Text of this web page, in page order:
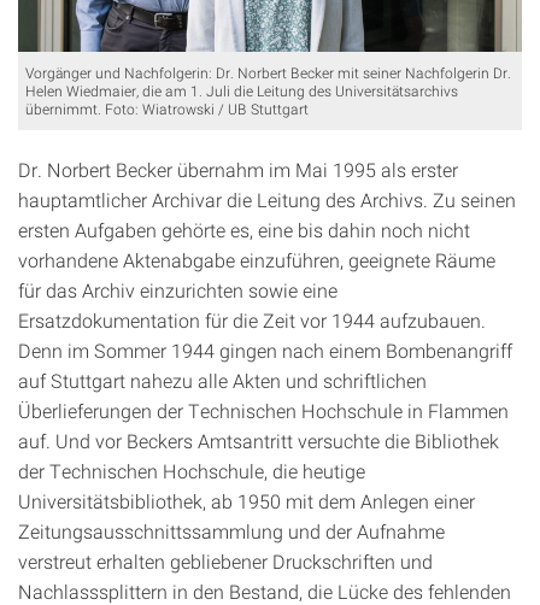
Vorgänger und Nachfolgerin: Dr. Norbert Becker mit seiner Nachfolgerin Dr.
Helen Wiedmaier, die am 1. Juli die Leitung des Universitätsarchivs
übernimmt. Foto: Wiatrowski / UB Stuttgart
Dr. Norbert Becker übernahm im Mai 1995 als erster
hauptamtlicher Archivar die Leitung des Archivs. Zu seinen
ersten Aufgaben gehörte es, eine bis dahin noch nicht
vorhandene Aktenabgabe einzuführen, geeignete Räume
für das Archiv einzurichten sowie eine
Ersatzdokumentation für die Zeit vor 1944 aufzubauen.
Denn im Sommer 1944 gingen nach einem Bombenangriff
auf Stuttgart nahezu alle Akten und schriftlichen
Überlieferungen der Technischen Hochschule in Flammen
auf. Und vor Beckers Amtsantritt versuchte die Bibliothek
der Technischen Hochschule, die heutige
Universitätsbibliothek, ab 1950 mit dem Anlegen einer
Zeitungsausschnittssammlung und der Aufnahme
verstreut erhalten gebliebener Druckschriften und
Nachlasssplittern in den Bestand, die Lücke des fehlenden